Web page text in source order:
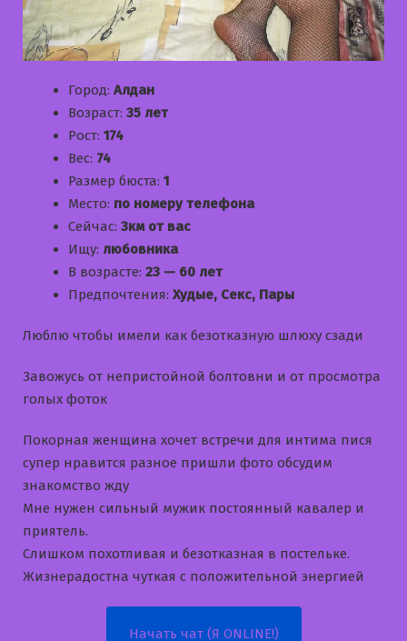
Город: Алдан
Возраст: 35 лет
Рост: 174
Вес: 74
Размер бюста: 1
Место: по номеру телефона
Сейчас: 3км от вас
Ищу: любовника
В возрасте: 23 — 60 лет
Предпочтения: Худые, Секс, Пары
Люблю чтобы имели как безотказную шлюху сзади
Завожусь от непристойной болтовни и от просмотра
голых фоток
Покорная женщина хочет встречи для интима пися
супер нравится разное пришли фото обсудим
знакомство жду
Мне нужен сильный мужик постоянный кавалер и
приятель.
Слишком похотливая и безотказная в постельке.
Жизнерадостна чуткая с положительной энергией
Начать чат (Я ONLINE!)